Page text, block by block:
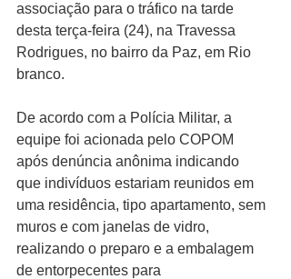
associação para o tráfico na tarde
desta terça-feira (24), na Travessa
Rodrigues, no bairro da Paz, em Rio
branco.
De acordo com a Polícia Militar, a
equipe foi acionada pelo COPOM
após denúncia anônima indicando
que indivíduos estariam reunidos em
uma residência, tipo apartamento, sem
muros e com janelas de vidro,
realizando o preparo e a embalagem
de entorpecentes para